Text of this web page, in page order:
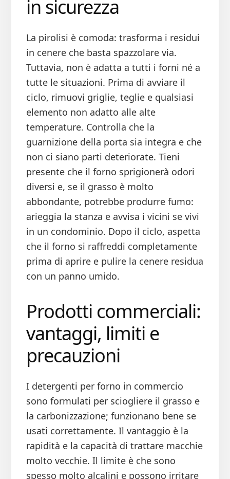
in sicurezza
La pirolisi è comoda: trasforma i residui
in cenere che basta spazzolare via.
Tuttavia, non è adatta a tutti i forni né a
tutte le situazioni. Prima di avviare il
ciclo, rimuovi griglie, teglie e qualsiasi
elemento non adatto alle alte
temperature. Controlla che la
guarnizione della porta sia integra e che
non ci siano parti deteriorate. Tieni
presente che il forno sprigionerà odori
diversi e, se il grasso è molto
abbondante, potrebbe produrre fumo:
arieggia la stanza e avvisa i vicini se vivi
in un condominio. Dopo il ciclo, aspetta
che il forno si raffreddi completamente
prima di aprire e pulire la cenere residua
con un panno umido.
Prodotti commerciali:
vantaggi, limiti e
precauzioni
I detergenti per forno in commercio
sono formulati per sciogliere il grasso e
la carbonizzazione; funzionano bene se
usati correttamente. Il vantaggio è la
rapidità e la capacità di trattare macchie
molto vecchie. Il limite è che sono
spesso molto alcalini e possono irritare